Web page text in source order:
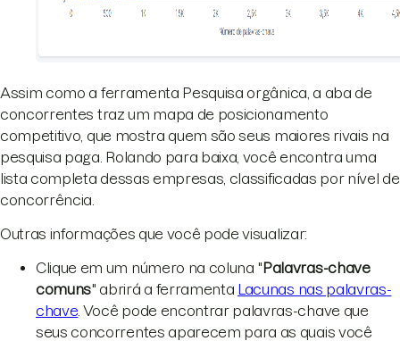
Assim como a ferramenta Pesquisa orgânica, a aba de
concorrentes traz um mapa de posicionamento
competitivo, que mostra quem são seus maiores rivais na
pesquisa paga. Rolando para baixa, você encontra uma
lista completa dessas empresas, classificadas por nível de
concorrência.
Outras informações que você pode visualizar:
Clique em um número na coluna "Palavras-chave
comuns" abrirá a ferramenta Lacunas nas palavras-
chave . Você pode encontrar palavras-chave que
seus concorrentes aparecem para as quais você